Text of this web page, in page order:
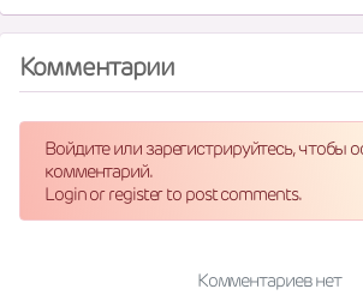
Комментарии
Войдите или зарегистрируйтесь, чтобы
комментарий.
Login or register to post comments.
Комментариев нет